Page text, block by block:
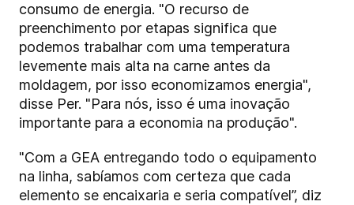
consumo de energia. "O recurso de
preenchimento por etapas significa que
podemos trabalhar com uma temperatura
levemente mais alta na carne antes da
moldagem, por isso economizamos energia",
disse Per. "Para nós, isso é uma inovação
importante para a economia na produção".
"Com a GEA entregando todo o equipamento
na linha, sabíamos com certeza que cada
elemento se encaixaria e seria compatível”, diz